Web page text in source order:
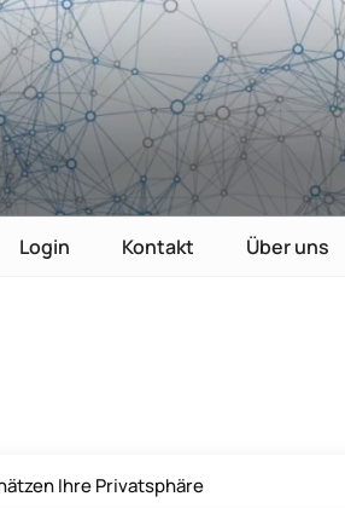
Ihre Privatsphäre
Login Kontakt Über uns